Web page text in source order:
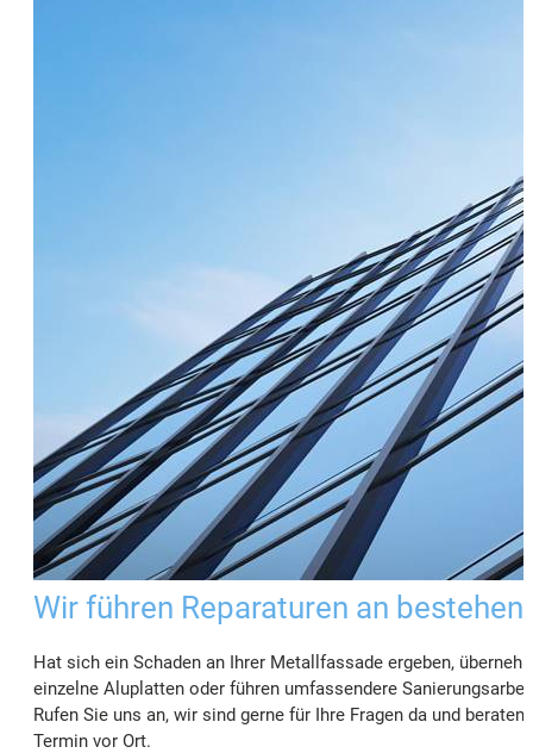
Wir führen Reparaturen an
Hat sich ein Schaden an Ihrer Metallfassade ergeben,
einzelne Aluplatten oder führen umfassendere
Rufen Sie uns an, wir sind gerne für Ihre Fragen da und
Termin vor Ort.